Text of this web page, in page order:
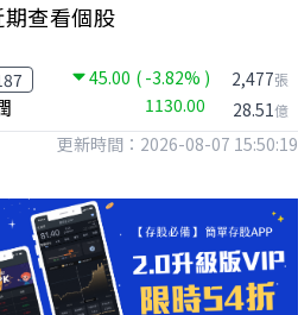
【我被黑了?】是真的聽不懂嗎...還是... #股票分析 #因果分析 撐台股的不是投信，是買ETF的你自己｜Mr.Jimmy高志銘 #ETF #投信買超 #台股
期查看個股
45.00 ( -3.82% )
1130.00
2,477張
28.51億
更新時間：2026-08-07 15:50:19